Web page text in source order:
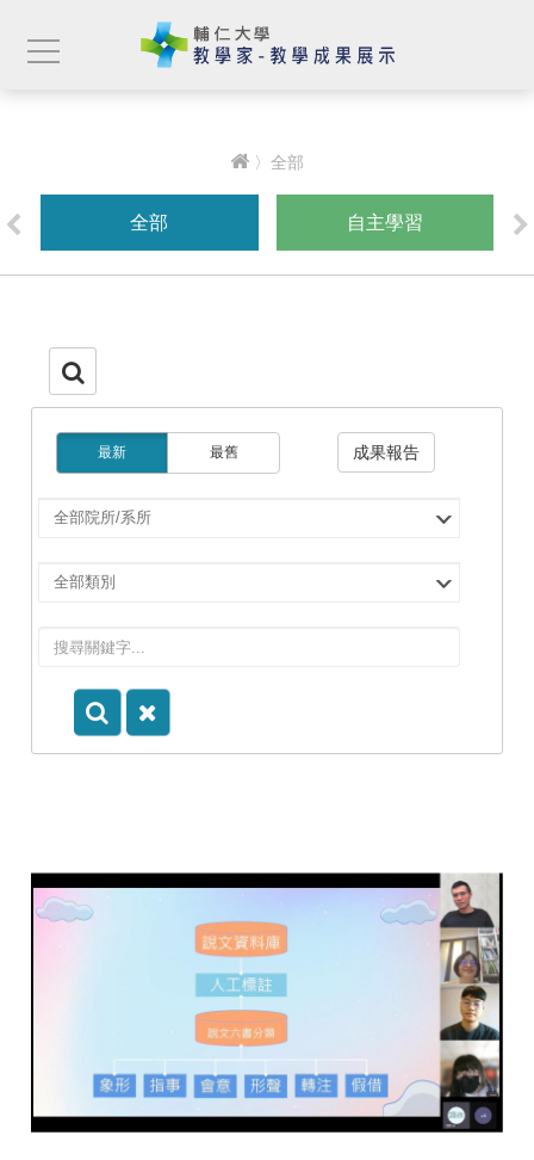
〉全部
全部 自主學習
最新 最舊 成果報告
選
所/
所
選
別